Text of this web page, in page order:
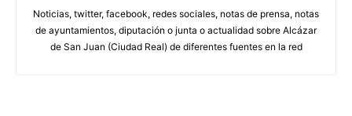
Noticias, twitter, facebook, redes sociales, notas de prensa, notas
de ayuntamientos, diputación o junta o actualidad sobre Alcázar
de San Juan (Ciudad Real) de diferentes fuentes en la red